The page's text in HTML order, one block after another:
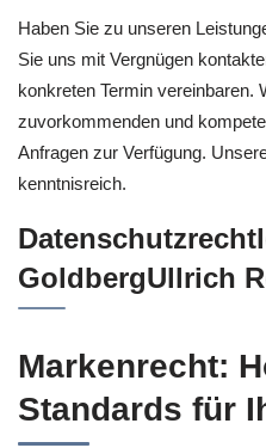
Haben Sie zu unseren
Sie uns mit Vergnügen
konkreten Termin vereinbaren.
zuvorkommenden und
Anfragen zur Verfügung.
kenntnisreich.
GoldbergUllrich
Markenrecht:
Standards für